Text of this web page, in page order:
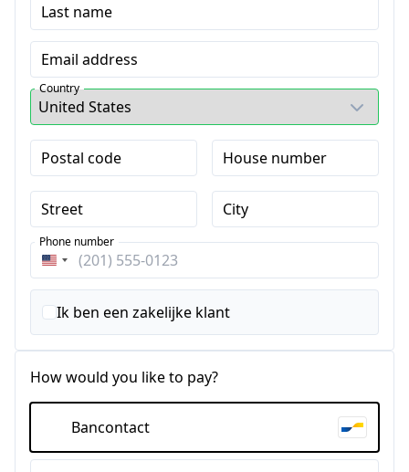
Last name
Email address
Country
Postal code House number
Street City
Verenigde
Staten
+1
Phone number
Ik ben een zakelijke klant
How would you like to pay?
Bancontact